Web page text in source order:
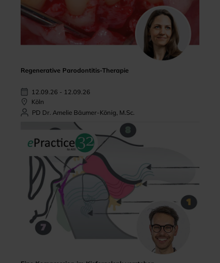
Regenerative Parodontitis-Therapie
12.09.26 - 12.09.26
Köln
PD Dr. Amelie Bäumer-König, M.Sc.